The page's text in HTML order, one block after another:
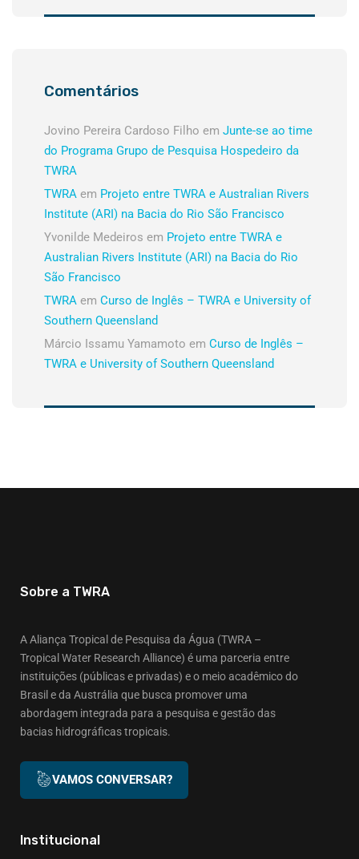
Comentários
Jovino Pereira Cardoso Filho em Junte-se ao time
do Programa Grupo de Pesquisa Hospedeiro da
TWRA
TWRA em Projeto entre TWRA e Australian Rivers
Institute (ARI) na Bacia do Rio São Francisco
Yvonilde Medeiros em Projeto entre TWRA e
Australian Rivers Institute (ARI) na Bacia do Rio
São Francisco
TWRA em Curso de Inglês – TWRA e University of
Southern Queensland
Márcio Issamu Yamamoto em Curso de Inglês –
TWRA e University of Southern Queensland
Sobre a TWRA
A Aliança Tropical de Pesquisa da Água (TWRA –
Tropical Water Research Alliance) é uma parceria entre
instituições (públicas e privadas) e o meio acadêmico do
Brasil e da Austrália que busca promover uma
abordagem integrada para a pesquisa e gestão das
bacias hidrográficas tropicais.
VAMOS CONVERSAR?
Institucional